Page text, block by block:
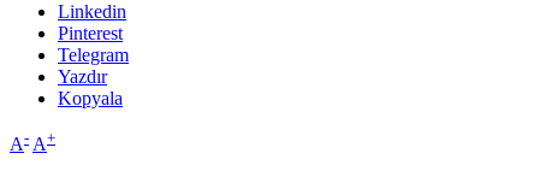
Linkedin
Pinterest
Telegram
Yazdır
Kopyala
A- A+